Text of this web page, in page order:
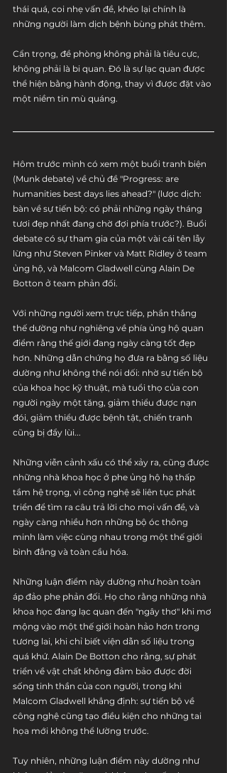
thái quá, coi nhẹ vấn đề, khéo lại chính là
những người làm dịch bệnh bùng phát thêm.
Cẩn trọng, đề phòng không phải là tiêu cực,
không phải là bi quan. Đó là sự lạc quan được
thể hiện bằng hành động, thay vì được đặt vào
một niềm tin mù quáng.
Hôm trước mình có xem một buổi tranh biện
(Munk debate) về chủ đề "Progress: are
humanities best days lies ahead?" (lược dịch:
bàn về sự tiến bộ: có phải những ngày tháng
tươi đẹp nhất đang chờ đợi phía trước?). Buổi
debate có sự tham gia của một vài cái tên lẫy
lừng như Steven Pinker và Matt Ridley ở team
ủng hộ, và Malcom Gladwell cùng Alain De
Botton ở team phản đối.
Với những người xem trực tiếp, phần thắng
thế dường như nghiêng về phía ủng hộ quan
điểm rằng thế giới đang ngày càng tốt đẹp
hơn. Những dẫn chứng họ đưa ra bằng số liệu
dường như không thể nói dối: nhờ sự tiến bộ
của khoa học kỹ thuật, mà tuổi thọ của con
người ngày một tăng, giảm thiểu được nạn
đói, giảm thiểu được bệnh tật, chiến tranh
cũng bị đẩy lùi...
Những viễn cảnh xấu có thể xảy ra, cũng được
những nhà khoa học ở phe ủng hộ hạ thấp
tầm hệ trọng, vì công nghệ sẽ liên tục phát
triển để tìm ra câu trả lời cho mọi vấn đề, và
ngày càng nhiều hơn những bộ óc thông
minh làm việc cùng nhau trong một thế giới
bình đẳng và toàn cầu hóa.
Những luận điểm này dường như hoàn toàn
áp đảo phe phản đối. Họ cho rằng những nhà
khoa học đang lạc quan đến "ngây thơ" khi mơ
mộng vào một thế giới hoàn hảo hơn trong
tương lai, khi chỉ biết viện dẫn số liệu trong
quá khứ. Alain De Botton cho rằng, sự phát
triển về vật chất không đảm bảo được đời
sống tinh thần của con người, trong khi
Malcom Gladwell khẳng định: sự tiến bộ về
công nghệ cũng tạo điều kiện cho những tai
họa mới không thể lường trước.
Tuy nhiên, những luận điểm này dường như